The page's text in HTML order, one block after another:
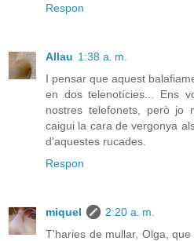
Respon
Allau 1:38 a. m.
I pensar que aquest
en dos telenotícies... Ens
nostres telefonets, però
caigui la cara de vergonya
d'aquestes rucades.
Respon
miquel
2:20 a. m.
T'haries de mullar, Olga,